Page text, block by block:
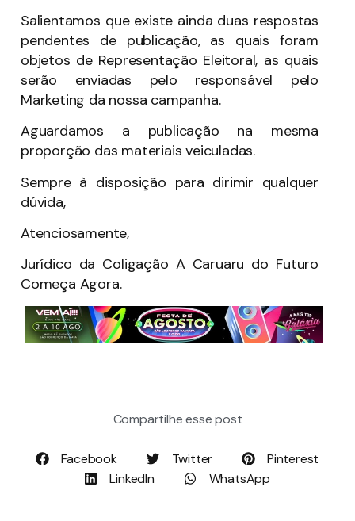
Salientamos que existe ainda duas respostas
pendentes de publicação, as quais foram
objetos de Representação Eleitoral, as quais
serão enviadas pelo responsável pelo
Marketing da nossa campanha.
Aguardamos a publicação na mesma
proporção das materiais veiculadas.
Sempre à disposição para dirimir qualquer
dúvida,
Atenciosamente,
Jurídico da Coligação A Caruaru do Futuro
Começa Agora.
Compartilhe esse post
Facebook Twitter
Pinterest
LinkedIn
WhatsApp